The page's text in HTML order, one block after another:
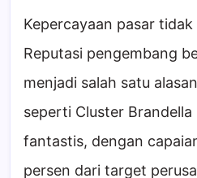
Kepercayaan pasar
Reputasi pengembang
menjadi salah satu
seperti Cluster
fantastis, dengan
persen dari target